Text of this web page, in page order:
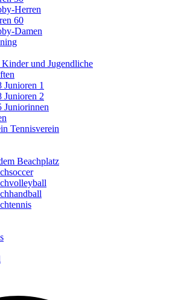
Herren
60
Damen
und Jugendliche
Junioren 1
Junioren 2
Juniorinnen
Tennisverein
Beachplatz